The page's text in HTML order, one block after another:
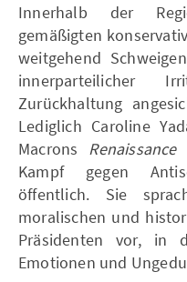
Innerhalb der
gemäßigten
weitgehend
innerparteilicher
Zurückhaltung
Lediglich Caroline
Macrons Renaissance
Kampf gegen
öffentlich. Sie
moralischen und
Präsidenten vor, in
Emotionen und